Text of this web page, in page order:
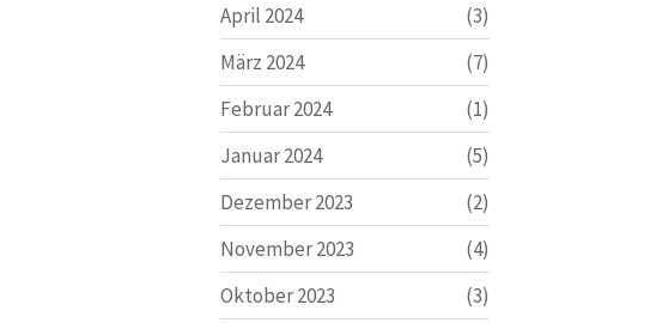
April 2024
(3)
März 2024
(7)
Februar 2024
(1)
Januar 2024
(5)
Dezember 2023
(2)
November 2023
(4)
Oktober 2023
(3)